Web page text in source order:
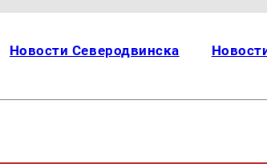
Новости Северодвинска